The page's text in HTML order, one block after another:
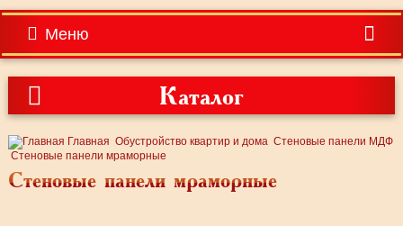
Меню
Каталог
Главная Обустройство квартир и дома Стеновые панели МДФ
Стеновые панели мраморные
Стеновые панели мраморные